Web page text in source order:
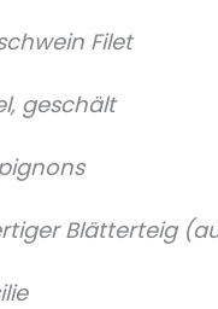
Filet
geschält
Blätterteig